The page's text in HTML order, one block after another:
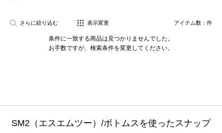
さらに絞り込む 表示変更 アイテム数： 件
条件に一致する商品は見つかりませんでした。
お手数ですが、検索条件を変更してください。
SM2（エスエムツー）/ボトムスを使ったスナップ